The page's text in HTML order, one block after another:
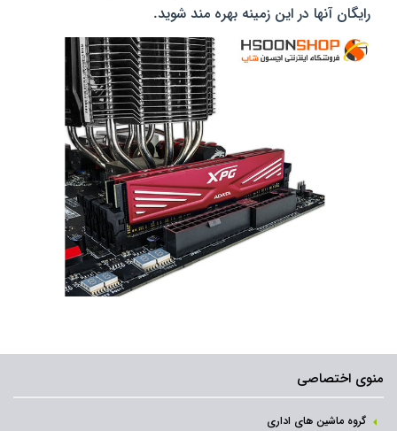
رایگان آنها در این زمینه بهره مند شوید.
منوی اختصاصی
گروه ماشین های اداری